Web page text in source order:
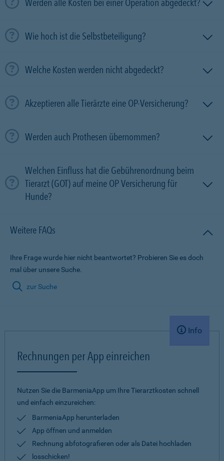
Werden alle Kosten bei einer Operation abgedeckt?
Wie hoch ist die Selbstbeteiligung?
Welche Kosten werden nicht abgedeckt?
Akzeptieren alle Tierärzte eine OP-Versicherung?
Werden auch Prothesen übernommen?
Welchen Einfluss hat die Gebührenordnung beim
Tierarzt (GOT) auf meine OP Versicherung für
Hunde?
Weitere FAQs
Ihre Frage wurde hier nicht beantwortet? Probieren Sie es doch
mal über unsere Suche.
zur Suche
Info
Rechnungen per App einreichen
Nutzen Sie die BarmeniaApp um Ihre Tierarztkosten schnell
und einfach einzureichen:
BarmeniaApp herunterladen
App öffnen und anmelden
Rechnung abfotografieren oder als Datei hochladen
losschicken!